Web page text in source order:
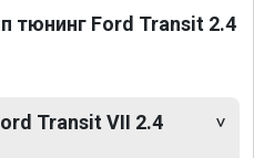
тюнинг Ford Transit 2.4
Transit VII 2.4